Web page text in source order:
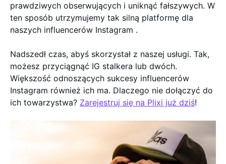
prawdziwych obserwujących i uniknąć fałszywych. W
ten sposób utrzymujemy tak silną platformę dla
naszych influencerów Instagram .
Nadszedł czas, abyś skorzystał z naszej usługi. Tak,
możesz przyciągnąć IG stalkera lub dwóch.
Większość odnoszących sukcesy influencerów
Instagram również ich ma. Dlaczego nie dołączyć do
ich towarzystwa? Zarejestruj się na Plixi już dziś!